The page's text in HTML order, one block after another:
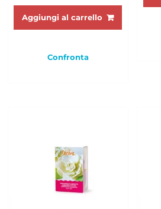
Aggiungi al carrello
Confronta